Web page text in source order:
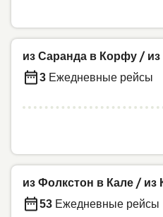
из Саранда в Корфу /
3 Ежедневные рейсы
из Фолкстон в Кале / из
53 Ежедневные рейсы